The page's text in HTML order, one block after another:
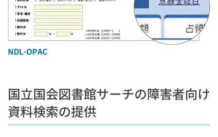
NDL-OPAC
国立国会図書館サーチの障害者向け
資料検索の提供